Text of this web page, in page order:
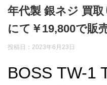
年代製 銀ネジ 買
にて￥19,800で販
投稿日：2023年6月23日
BOSS TW-1